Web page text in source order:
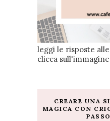
leggi le risposte
clicca sull'immagine
CREARE UNA
MAGICA CON